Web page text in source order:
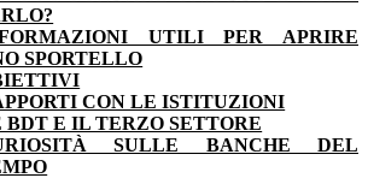
UTILI PER APRIRE
SPORTELLO
CON LE ISTITUZIONI
BDT E IL TERZO SETTORE
SULLE BANCHE DEL